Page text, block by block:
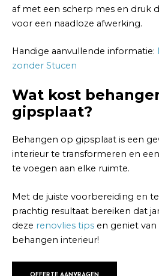
af met een scherp mes en druk
voor een naadloze afwerking.
Handige aanvullende informatie:
zonder Stucen
Wat kost
gipsplaat?
Behangen op gipsplaat is een
interieur te transformeren en
te voegen aan elke ruimte.
Met de juiste voorbereiding en
prachtig resultaat bereiken dat
deze renovlies tips en geniet
behangen interieur!